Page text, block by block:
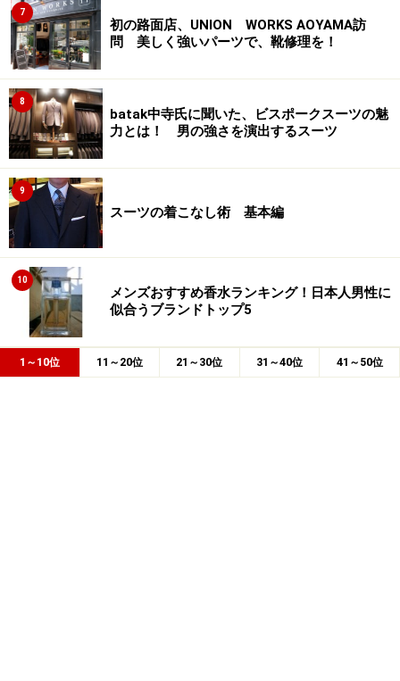
7
初の路面店、UNION WORKS AOYAMA訪
問 美しく強いパーツで、靴修理を！
8
batak中寺氏に聞いた、ビスポークスーツの魅
力とは！ 男の強さを演出するスーツ
9
スーツの着こなし術 基本編
10
メンズおすすめ香水ランキング！日本人男性に
似合うブランドトップ5
1～10位 11～20位 21～30位 31～40位 41～50位